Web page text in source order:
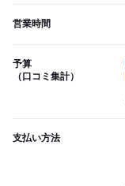
営業時間
予算
（口コミ集計）
支払い方法